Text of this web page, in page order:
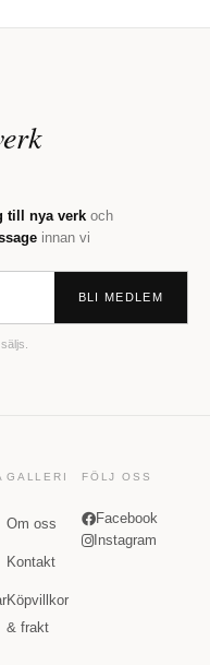
till nya verk och
innan vi
BLI MEDLEM
GALLERI
Om oss
Kontakt
Köpvillkor
& frakt
FÖLJ OSS
Facebook
Instagram